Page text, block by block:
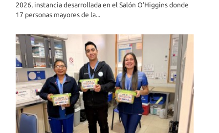
2026, instancia desarrollada en el Salón O’Higgins donde
17 personas mayores de la...